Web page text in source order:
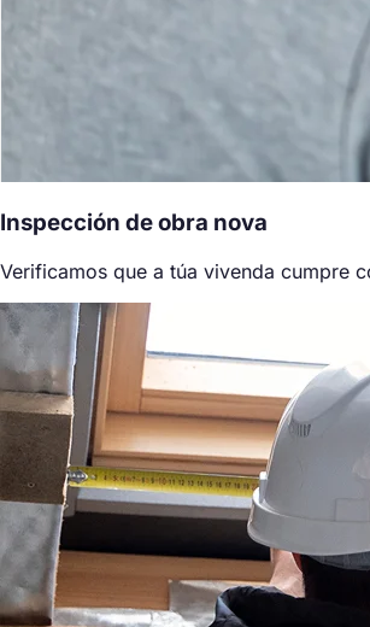
Inspección de obra nova
Verificamos que a túa vivenda cumpre